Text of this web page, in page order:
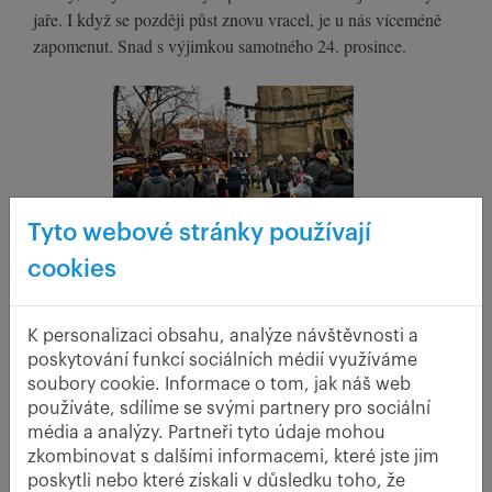
jaře. I když se později půst znovu vracel, je u nás víceméně
zapomenut. Snad s výjimkou samotného 24. prosince.
Dnešní vánoční trhy se konají povýtce pod korouhví mnohdy
nezřízené konzumace "tradičních českých dobrot". Cizinci si,
Tyto webové stránky používají
cookies
K personalizaci obsahu, analýze návštěvnosti a
poskytování funkcí sociálních médií využíváme
soubory cookie. Informace o tom, jak náš web
používáte, sdílíme se svými partnery pro sociální
média a analýzy. Partneři tyto údaje mohou
zkombinovat s dalšími informacemi, které jste jim
poskytli nebo které získali v důsledku toho, že